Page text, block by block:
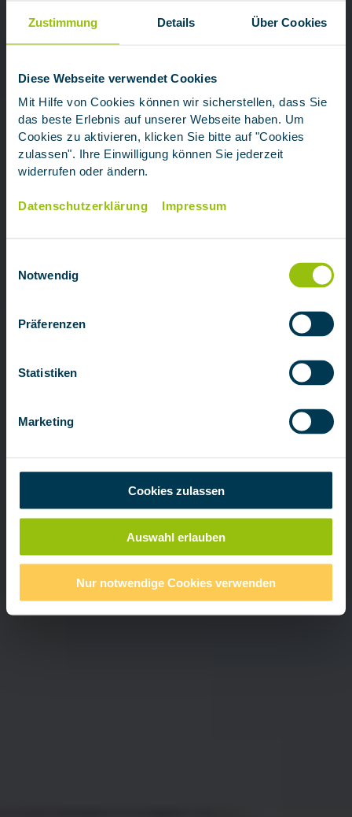
Zustimmung Details Über Cookies
Diese Webseite verwendet Cookies
Mit Hilfe von Cookies können wir sicherstellen, dass Sie
das beste Erlebnis auf unserer Webseite haben. Um
Cookies zu aktivieren, klicken Sie bitte auf "Cookies
zulassen". Ihre Einwilligung können Sie jederzeit
widerrufen oder ändern.
Datenschutzerklärung Impressum
Notwendig
Präferenzen
Statistiken
Marketing
Cookies zulassen
Auswahl erlauben
Nur notwendige Cookies verwenden